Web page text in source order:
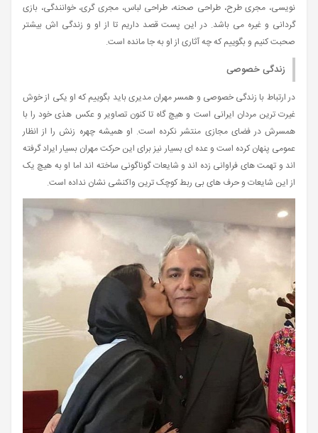
نویسی، مجری طرح، طراحی صحنه، طراحی لباس، مجری گری، خوانندگی، بازی
گردانی و غیره می باشد. در این پست قصد داریم تا از او و زندگی اش بیشتر
صحبت کنیم و بگوییم که چه آثاری از او به جا مانده است.
زندگی خصوصی
در ارتباط با زندگی خصوصی و همسر مهران مدیری باید بگوییم که او یکی از خوش
غیرت ترین مردان ایرانی است و هیچ گاه تا کنون تصاویر و عکس هذی خود را با
همسرش در فضای مجازی منتشر نکرده است. او همیشه چهره زنش را از انظار
عمومی پنهان کرده است و عده ای بسیار نیز برای این حرکت مهران بسیار ایراد گرفته
اند و تهمت های فراوانی زده اند و شایعات گوناگونی ساخته اند اما او به هیچ یک
از این شایعات و حرف های بی ربط کوچک ترین واکنشی نشان نداده است.